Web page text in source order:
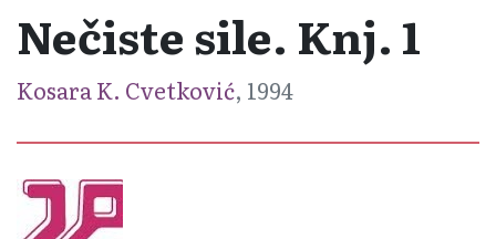
Nečiste sile. Knj. 1
Kosara K. Cvetković, 1994